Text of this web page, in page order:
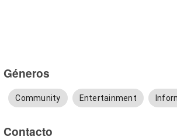
Géneros
Community Entertainment
Contacto